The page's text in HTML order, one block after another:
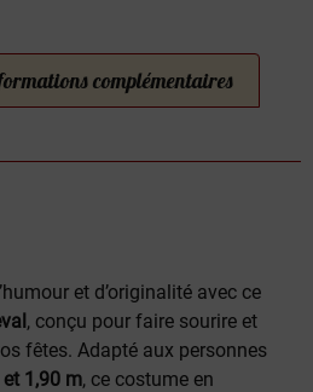
complémentaires
et d’originalité avec ce
, conçu pour faire sourire et
fêtes. Adapté aux personnes
1,90 m, ce costume en